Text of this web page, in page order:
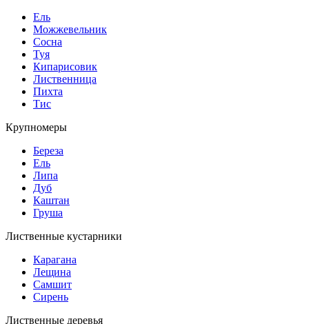
Ель
Можжевельник
Сосна
Туя
Кипарисовик
Лиственница
Пихта
Тис
Крупномеры
Береза
Ель
Липа
Дуб
Каштан
Груша
Лиственные кустарники
Карагана
Лещина
Самшит
Сирень
Лиственные деревья